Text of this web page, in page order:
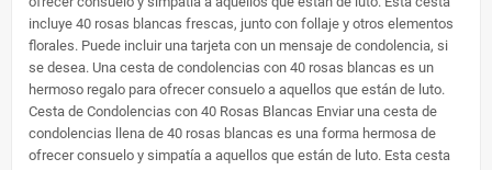
incluye 40 rosas blancas frescas, junto con follaje y otros elementos
florales. Puede incluir una tarjeta con un mensaje de condolencia, si
se desea. Una cesta de condolencias con 40 rosas blancas es un
hermoso regalo para ofrecer consuelo a aquellos que están de luto.
Cesta de Condolencias con 40 Rosas Blancas Enviar una cesta de
condolencias llena de 40 rosas blancas es una forma hermosa de
ofrecer consuelo y simpatía a aquellos que están de luto. Esta cesta